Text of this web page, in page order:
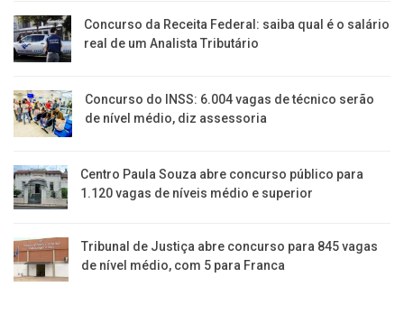
Concurso da Receita Federal: saiba qual é o salário
real de um Analista Tributário
Concurso do INSS: 6.004 vagas de técnico serão
de nível médio, diz assessoria
Centro Paula Souza abre concurso público para
1.120 vagas de níveis médio e superior
Tribunal de Justiça abre concurso para 845 vagas
de nível médio, com 5 para Franca